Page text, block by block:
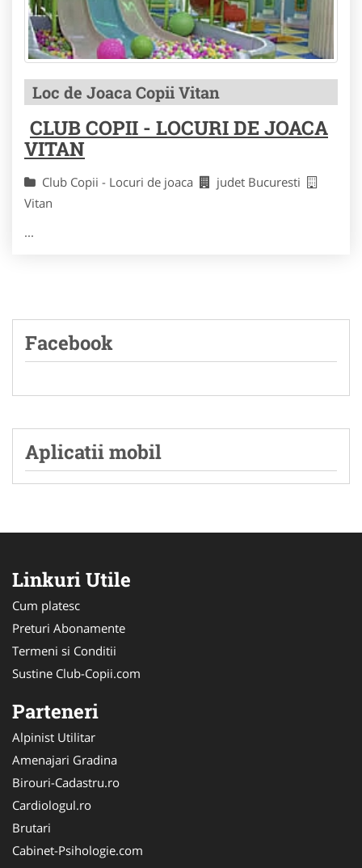
Loc de Joaca Copii Vitan
CLUB COPII - LOCURI DE JOACA
VITAN
Club Copii - Locuri de joaca
judet Bucuresti
Vitan
...
Facebook
Aplicatii mobil
Linkuri Utile
Cum platesc
Preturi Abonamente
Termeni si Conditii
Sustine Club-Copii.com
Parteneri
Alpinist Utilitar
Amenajari Gradina
Birouri-Cadastru.ro
Cardiologul.ro
Brutari
Cabinet-Psihologie.com